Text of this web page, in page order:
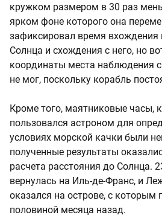
кружком размером в 30 раз
ярком фоне которого она
зафиксировал время вхождения
Солнца и схождения с него, но
координаты места наблюдения
не мог, поскольку корабль
Кроме того, маятниковые часы,
пользовался астроном для
условиях морской качки были
полученные результаты
расчета расстояния до Солнца.
вернулась на Иль-де-Франс, и
оказался на острове, с которым
половиной месяца назад.